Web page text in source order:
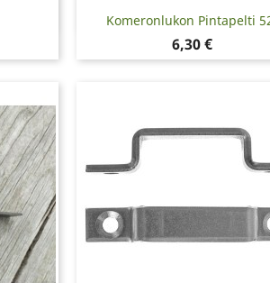
Komeronlukon Pintapelti
Hinta
6,30 €
Pikakatselu